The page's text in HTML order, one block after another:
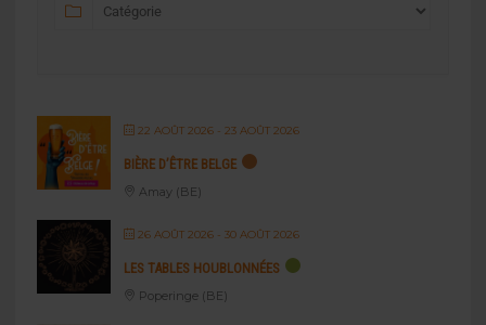
22 AOÛT 2026- 23 AOÛT 2026
BIÈRE D’ÊTRE BELGE
Amay (BE)
26 AOÛT 2026- 30 AOÛT 2026
LES TABLES HOUBLONNÉES
Poperinge (BE)